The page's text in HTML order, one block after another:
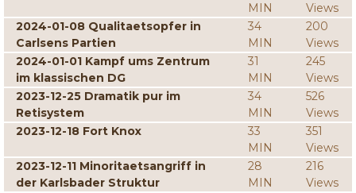
MIN
Views
2024-01-08 Qualitaetsopfer in
Carlsens Partien
34
MIN
200
Views
2024-01-01 Kampf ums Zentrum
im klassischen DG
31
MIN
245
Views
2023-12-25 Dramatik pur im
Retisystem
34
MIN
526
Views
2023-12-18 Fort Knox
33
MIN
351
Views
2023-12-11 Minoritaetsangriff in
der Karlsbader Struktur
28
MIN
216
Views